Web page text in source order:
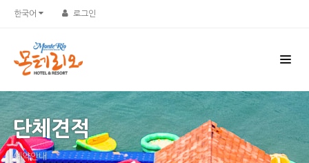
한국어 로그인
단체견적
예약안내
Sketchbook5, 스케치북5